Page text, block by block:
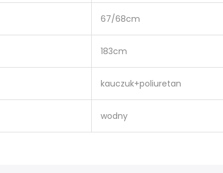
67/68cm
183cm
kauczuk+poliuretan
wodny